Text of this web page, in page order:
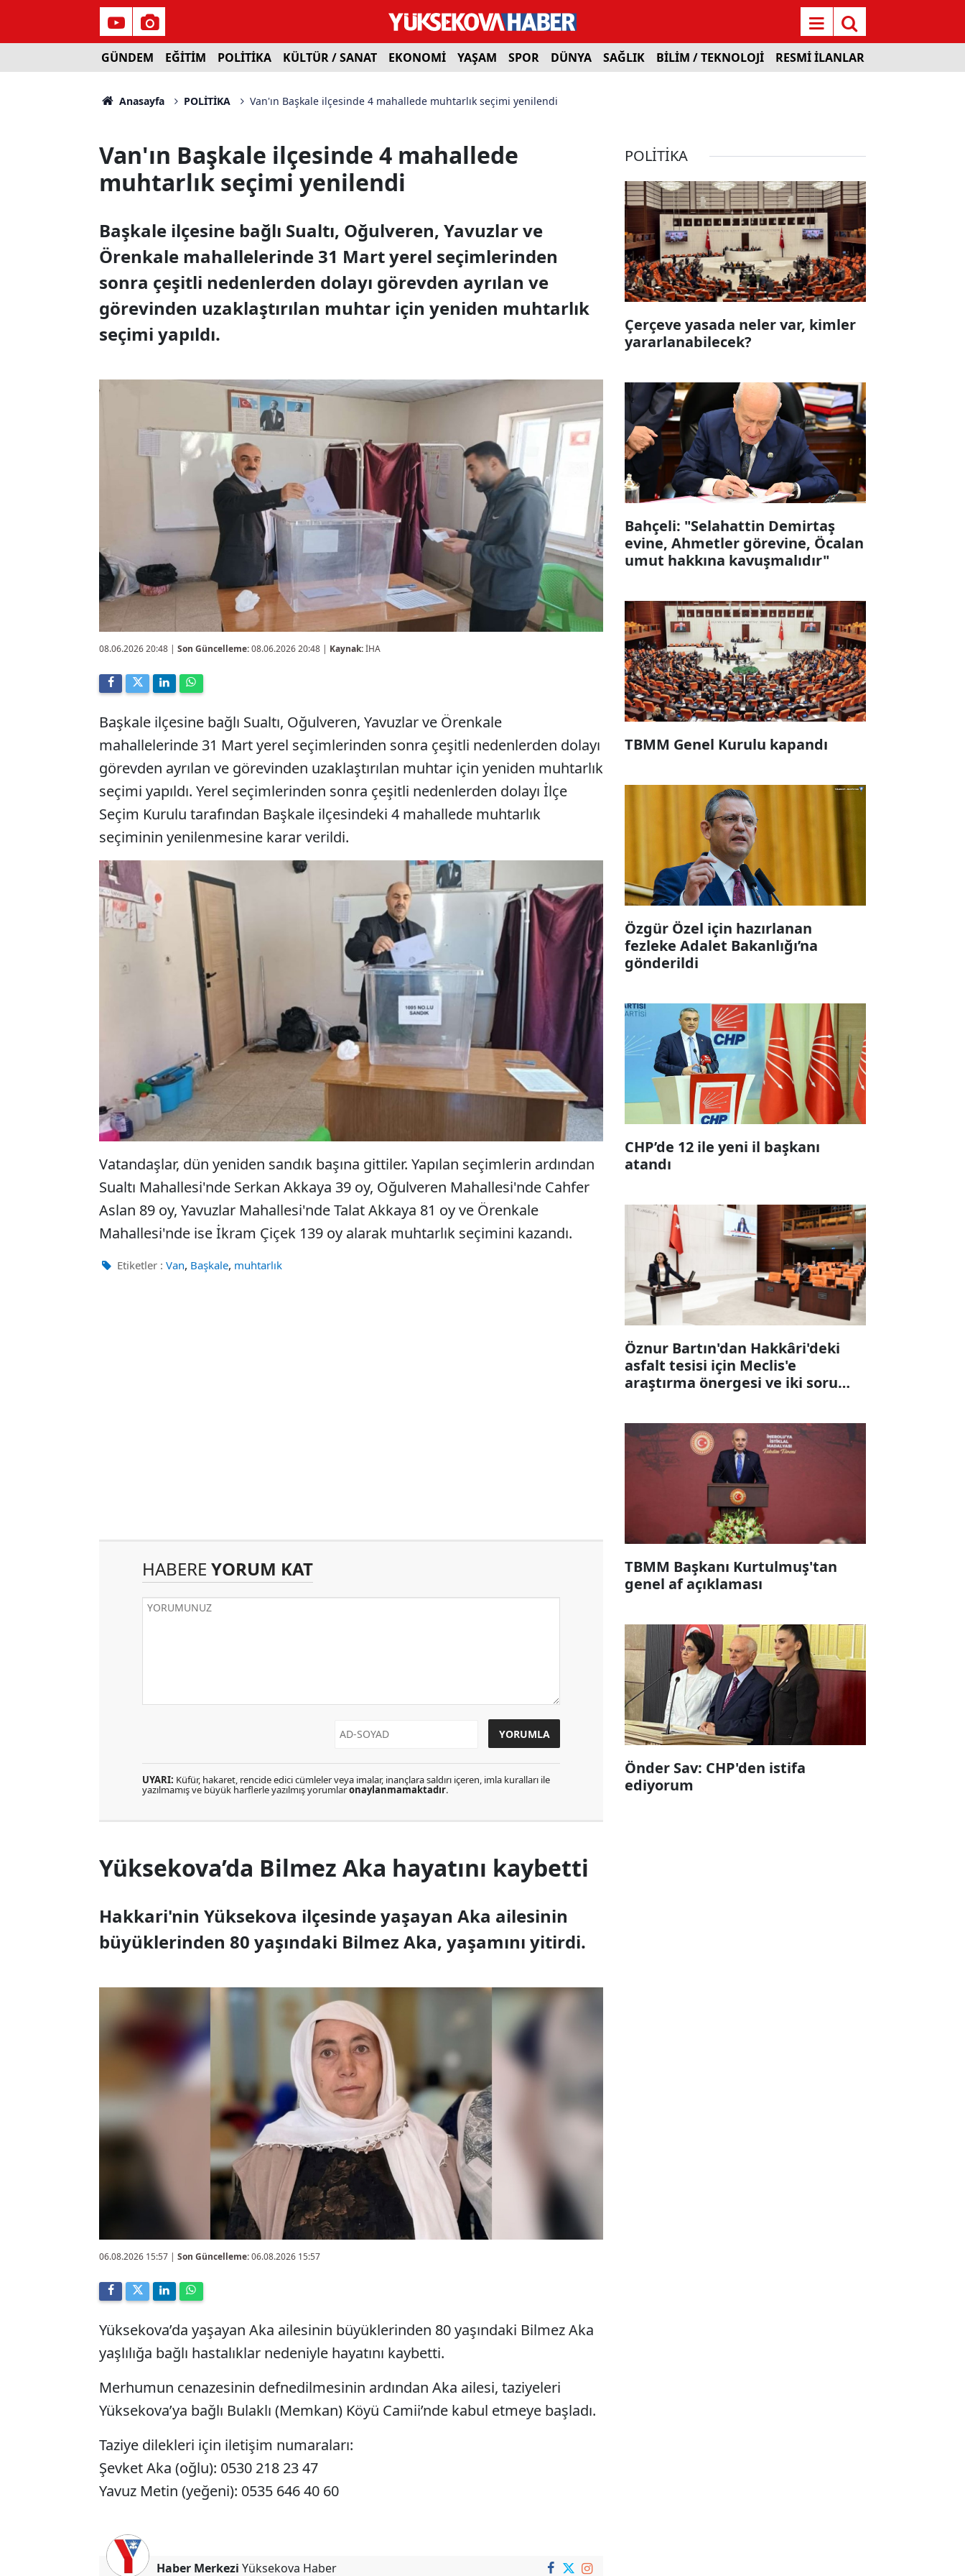
GÜNDEM EĞİTİM POLİTİKA KÜLTÜR / SANAT EKONOMİ YAŞAM SPOR DÜNYA SAĞLIK BİLİM / TEKNOLOJİ RESMİ İLANLAR
Anasayfa POLİTİKA Van'ın Başkale ilçesinde 4 mahallede muhtarlık seçimi yenilendi
Van'ın Başkale ilçesinde 4 mahallede
muhtarlık seçimi yenilendi
Başkale ilçesine bağlı Sualtı, Oğulveren, Yavuzlar ve
Örenkale mahallelerinde 31 Mart yerel seçimlerinden
sonra çeşitli nedenlerden dolayı görevden ayrılan ve
görevinden uzaklaştırılan muhtar için yeniden muhtarlık
seçimi yapıldı.
08.06.2026 20:48 | Son Güncelleme:08.06.2026 20:48 | Kaynak:İHA
Başkale ilçesine bağlı Sualtı, Oğulveren, Yavuzlar ve Örenkale
mahallelerinde 31 Mart yerel seçimlerinden sonra çeşitli nedenlerden dolayı
görevden ayrılan ve görevinden uzaklaştırılan muhtar için yeniden muhtarlık
seçimi yapıldı. Yerel seçimlerinden sonra çeşitli nedenlerden dolayı İlçe
Seçim Kurulu tarafından Başkale ilçesindeki 4 mahallede muhtarlık
seçiminin yenilenmesine karar verildi.
Vatandaşlar, dün yeniden sandık başına gittiler. Yapılan seçimlerin ardından
Sualtı Mahallesi'nde Serkan Akkaya 39 oy, Oğulveren Mahallesi'nde Cahfer
Aslan 89 oy, Yavuzlar Mahallesi'nde Talat Akkaya 81 oy ve Örenkale
Mahallesi'nde ise İkram Çiçek 139 oy alarak muhtarlık seçimini kazandı.
Etiketler : Van, Başkale, muhtarlık
HABERE YORUM KAT
UYARI: Küfür, hakaret, rencide edici cümleler veya imalar, inançlara saldırı içeren, imla kuralları ile
yazılmamış ve büyük harflerle yazılmış yorumlaronaylanmamaktadır.
Yüksekova’da Bilmez Aka hayatını kaybetti
Hakkari'nin Yüksekova ilçesinde yaşayan Aka ailesinin
büyüklerinden 80 yaşındaki Bilmez Aka, yaşamını yitirdi.
06.08.2026 15:57 | Son Güncelleme:06.08.2026 15:57
Yüksekova’da yaşayan Aka ailesinin büyüklerinden 80 yaşındaki Bilmez Aka
yaşlılığa bağlı hastalıklar nedeniyle hayatını kaybetti.
Merhumun cenazesinin defnedilmesinin ardından Aka ailesi, taziyeleri
Yüksekova’ya bağlı Bulaklı (Memkan) Köyü Camii’nde kabul etmeye başladı.
Taziye dilekleri için iletişim numaraları:
Şevket Aka (oğlu): 0530 218 23 47
Yavuz Metin (yeğeni): 0535 646 40 60
Haber Merkezi Yüksekova Haber
POLİTİKA
Çerçeve yasada neler var, kimler
yararlanabilecek?
Bahçeli: "Selahattin Demirtaş
evine, Ahmetler görevine, Öcalan
umut hakkına kavuşmalıdır"
TBMM Genel Kurulu kapandı
Özgür Özel için hazırlanan
fezleke Adalet Bakanlığı’na
gönderildi
CHP’de 12 ile yeni il başkanı
atandı
Öznur Bartın'dan Hakkâri'deki
asfalt tesisi için Meclis'e
araştırma önergesi ve iki soru
TBMM Başkanı Kurtulmuş'tan
genel af açıklaması
Önder Sav: CHP'den istifa
ediyorum